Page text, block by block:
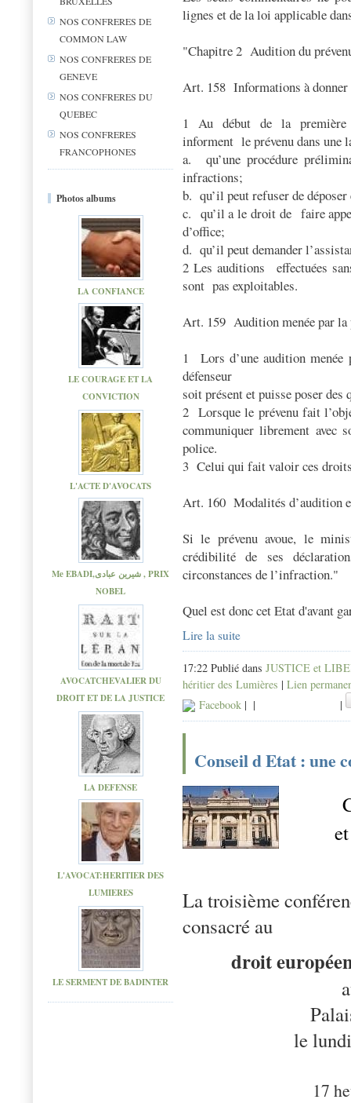
NOS CONFRERES DE
COMMON LAW
NOS CONFRERES DE
GENEVE
NOS CONFRERES DU
QUEBEC
NOS CONFRERES
FRANCOPHONES
Photos albums
LA CONFIANCE
LE COURAGE ET LA
CONVICTION
L'ACTE D'AVOCATS
Me EBADI,شیرین عبادی , PRIX
NOBEL
AVOCATCHEVALIER DU
DROIT ET DE LA JUSTICE
LA DEFENSE
L'AVOCAT:HERITIER DES
LUMIERES
LE SERMENT DE BADINTER
lignes et de la loi applicable
"Chapitre 2 Audition du
Art. 158 Informations à
1 Au début de la première
informent le prévenu dans une
a.
qu’une procédure
infractions;
b. qu’il peut refuser de
c. qu’il a le droit de faire
d’office;
d. qu’il peut demander
2 Les auditions
effectuées
sont pas exploitables.
Art. 159 Audition menée par
1
Lors d’une audition
défenseur
soit présent et puisse poser des
2 Lorsque le prévenu fait
communiquer librement avec
police.
3 Celui qui fait valoir ces
Art. 160 Modalités d’audition
Si le prévenu avoue, le
crédibilité de ses
circonstances de l’infraction."
Quel est donc cet Etat d'avant
Lire la suite
17:22 Publié dans JUSTICE et
héritier des Lumières | Lien
Facebook | | |
Conseil d Etat : une
La troisième
consacré au
droit
le
17